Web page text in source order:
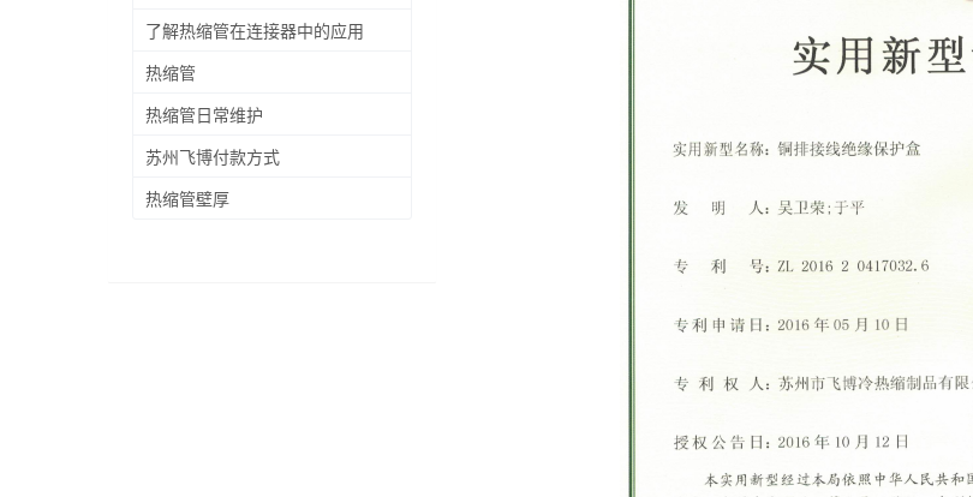
了解热缩管在连接器中的应用
热缩管
热缩管日常维护
苏州飞博付款方式
热缩管壁厚